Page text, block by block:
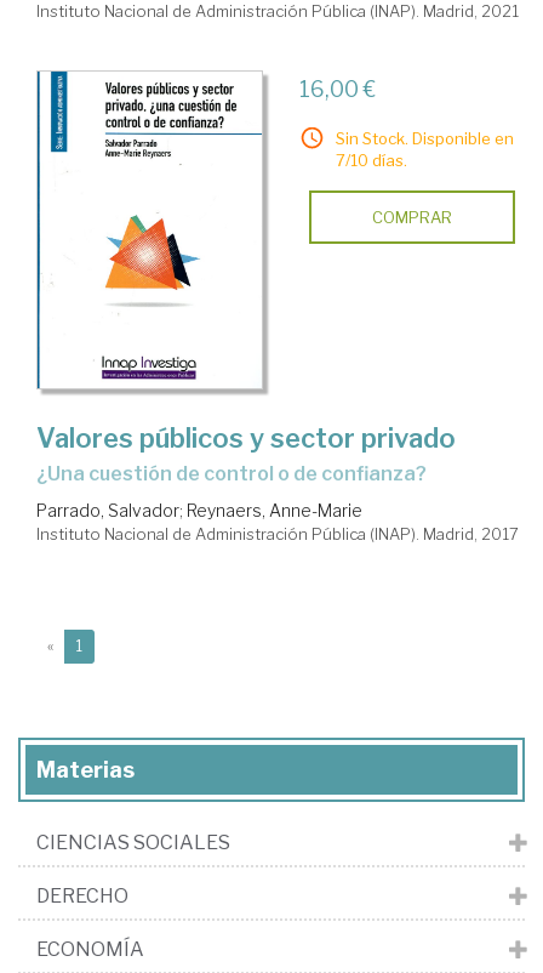
Instituto Nacional de Administración Pública (INAP). Madrid, 2021
16,00 €
Sin Stock. Disponible en
7/10 días.
COMPRAR
Valores públicos y sector privado
¿una cuestión de control o de confianza?
Parrado, Salvador; Reynaers, Anne-Marie
Instituto Nacional de Administración Pública (INAP). Madrid, 2017
« 1
Materias
CIENCIAS SOCIALES
DERECHO
ECONOMÍA